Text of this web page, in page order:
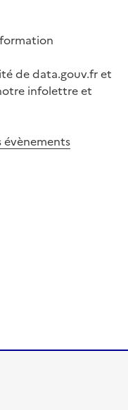
de data.gouv.fr et
infolettre et
évènements